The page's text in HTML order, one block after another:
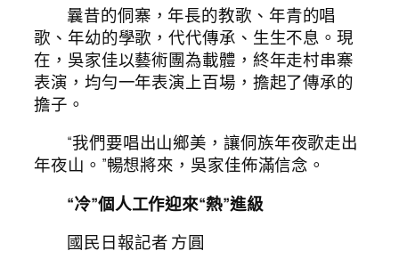
曩昔的侗寨，年長的教歌、年青的唱
歌、年幼的學歌，代代傳承、生生不息。現
在，吳家佳以藝術團為載體，終年走村串寨
表演，均勻一年表演上百場，擔起了傳承的
擔子。
“我們要唱出山鄉美，讓侗族年夜歌走出
年夜山。”暢想將來，吳家佳佈滿信念。
“冷”個人工作迎來“熱”進級
國民日報記者 方圓